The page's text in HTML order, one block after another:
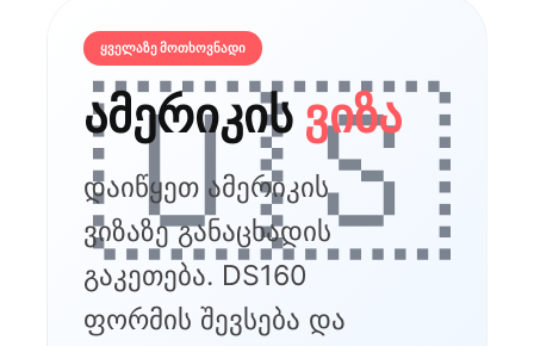
ᲧᲕᲔᲚᲐᲖᲔ ᲛᲝᲗᲮᲝᲕᲜᲐᲓᲘ
ამერიკის ვიზა
დაიწყეთ ამერიკის
ვიზაზე განაცხადის
გაკეთება. DS160
ფორმის შევსება და
🇺🇸